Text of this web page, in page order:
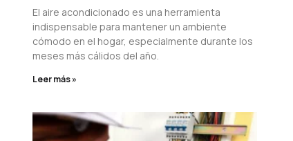
El aire acondicionado es una herramienta
indispensable para mantener un ambiente
cómodo en el hogar, especialmente durante los
meses más cálidos del año.
Leer más »